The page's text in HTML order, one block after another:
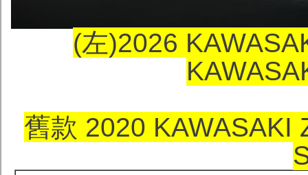
(左)2026
舊款 2020 KAWASAKI